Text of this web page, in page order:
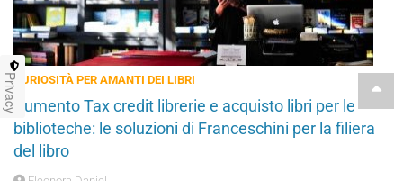
CURIOSITÀ PER AMANTI DEI LIBRI
Aumento Tax credit librerie e acquisto libri per le
biblioteche: le soluzioni di Franceschini per la filiera
del libro
Privacy